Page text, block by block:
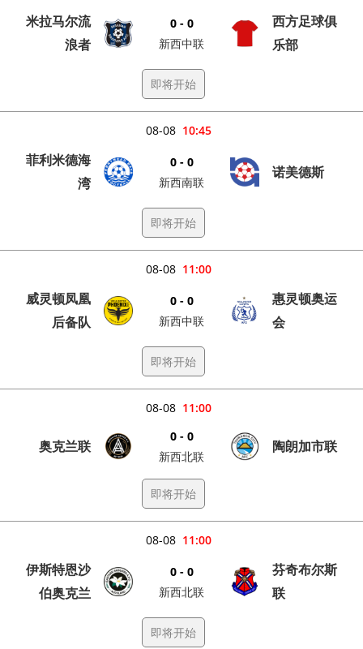
米拉马尔流
浪者
0 - 0
新西中联
西方足球俱
乐部
即将开始
10:45
08-08
菲利米德海
湾
0 - 0
新西南联
诺美德斯
即将开始
11:00
08-08
威灵顿凤凰
后备队
0 - 0
新西中联
惠灵顿奥运
会
即将开始
11:00
08-08
奥克兰联
0 - 0
新西北联
陶朗加市联
即将开始
11:00
08-08
伊斯特恩沙
伯奥克兰
0 - 0
新西北联
芬奇布尔斯
联
即将开始